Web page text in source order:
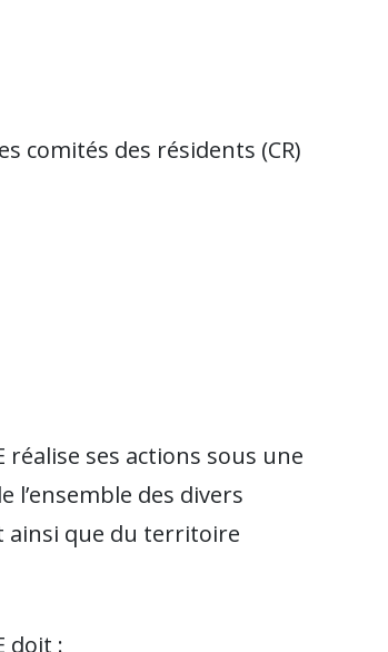
comités des résidents (CR)
réalise ses actions sous une
l’ensemble des divers
ainsi que du territoire
doit :